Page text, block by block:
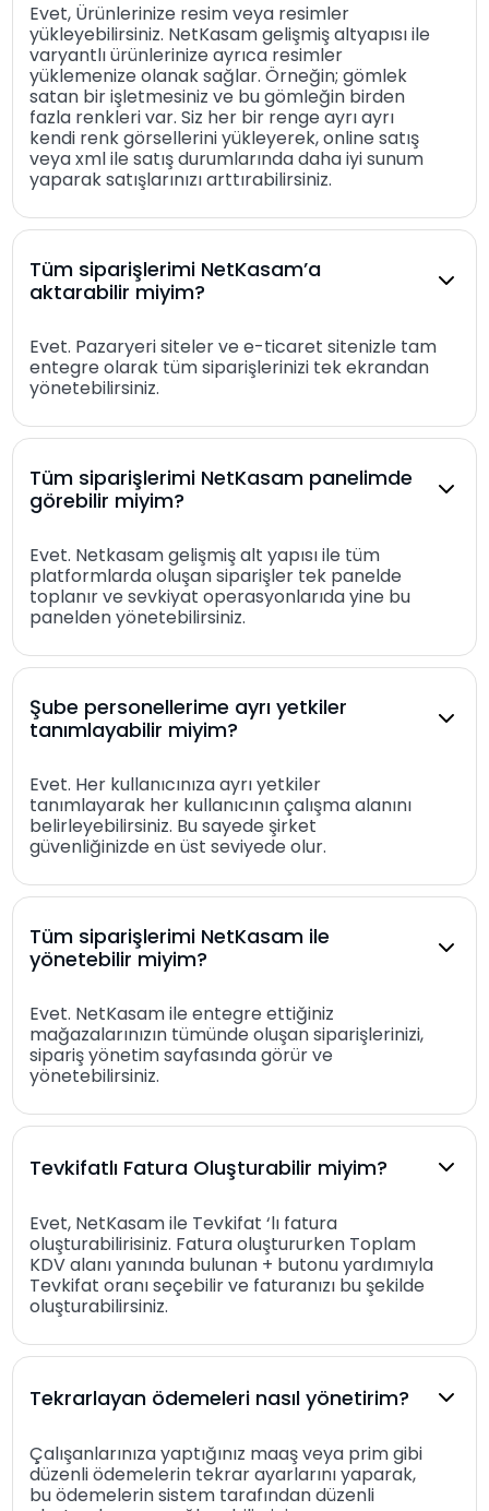
Evet, Ürünlerinize resim veya resimler
yükleyebilirsiniz. NetKasam gelişmiş altyapısı ile
varyantlı ürünlerinize ayrıca resimler
yüklemenize olanak sağlar. Örneğin; gömlek
satan bir işletmesiniz ve bu gömleğin birden
fazla renkleri var. Siz her bir renge ayrı ayrı
kendi renk görsellerini yükleyerek, online satış
veya xml ile satış durumlarında daha iyi sunum
yaparak satışlarınızı arttırabilirsiniz.
Tüm siparişlerimi NetKasam’a
aktarabilir miyim?
Evet. Pazaryeri siteler ve e-ticaret sitenizle tam
entegre olarak tüm siparişlerinizi tek ekrandan
yönetebilirsiniz.
Tüm siparişlerimi NetKasam panelimde
görebilir miyim?
Evet. Netkasam gelişmiş alt yapısı ile tüm
platformlarda oluşan siparişler tek panelde
toplanır ve sevkiyat operasyonlarıda yine bu
panelden yönetebilirsiniz.
Şube personellerime ayrı yetkiler
tanımlayabilir miyim?
Evet. Her kullanıcınıza ayrı yetkiler
tanımlayarak her kullanıcının çalışma alanını
belirleyebilirsiniz. Bu sayede şirket
güvenliğinizde en üst seviyede olur.
Tüm siparişlerimi NetKasam ile
yönetebilir miyim?
Evet. NetKasam ile entegre ettiğiniz
mağazalarınızın tümünde oluşan siparişlerinizi,
sipariş yönetim sayfasında görür ve
yönetebilirsiniz.
Tevkifatlı Fatura Oluşturabilir miyim?
Evet, NetKasam ile Tevkifat ‘lı fatura
oluşturabilirisiniz. Fatura oluştururken Toplam
KDV alanı yanında bulunan + butonu yardımıyla
Tevkifat oranı seçebilir ve faturanızı bu şekilde
oluşturabilirsiniz.
Tekrarlayan ödemeleri nasıl yönetirim?
Çalışanlarınıza yaptığınız maaş veya prim gibi
düzenli ödemelerin tekrar ayarlarını yaparak,
bu ödemelerin sistem tarafından düzenli